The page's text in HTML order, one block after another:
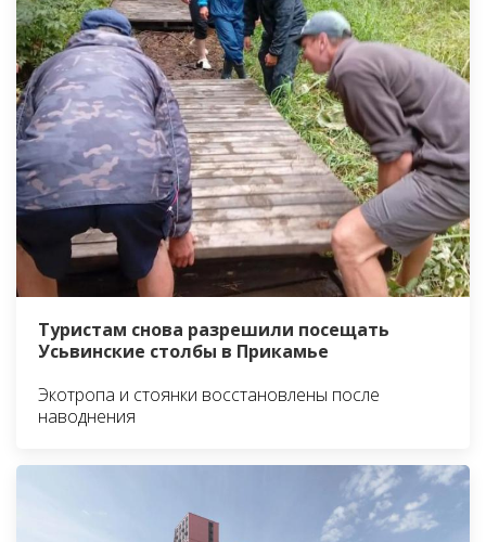
Туристам снова разрешили посещать
Усьвинские столбы в Прикамье
Экотропа и стоянки восстановлены после
наводнения